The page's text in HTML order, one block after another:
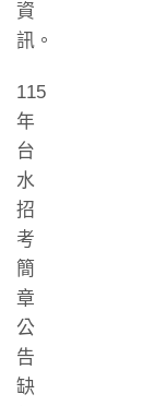
資
訊。
115
年
台
水
招
考
簡
章
公
告
缺